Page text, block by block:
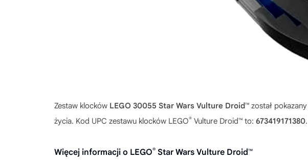
Zestaw klocków LEGO 30055 Star Wars Vulture Droid™ został
życia. Kod UPC zestawu klocków LEGO® Vulture Droid™ to: 673419171380.
Więcej informacji o LEGO® Star Wars Vulture Droid™